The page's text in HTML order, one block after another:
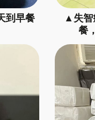
▲失智
餐
到早餐